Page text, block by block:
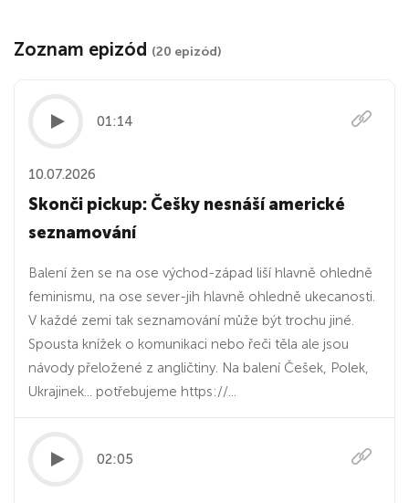
Zoznam epizód (20 epizód)
01:14
10.07.2026
Skonči pickup: Češky nesnáší americké
seznamování
Balení žen se na ose východ-západ liší hlavně ohledně
feminismu, na ose sever-jih hlavně ohledně ukecanosti.
V každé zemi tak seznamování může být trochu jiné.
Spousta knížek o komunikaci nebo řeči těla ale jsou
návody přeložené z angličtiny. Na balení Češek, Polek,
Ukrajinek... potřebujeme https://...
02:05